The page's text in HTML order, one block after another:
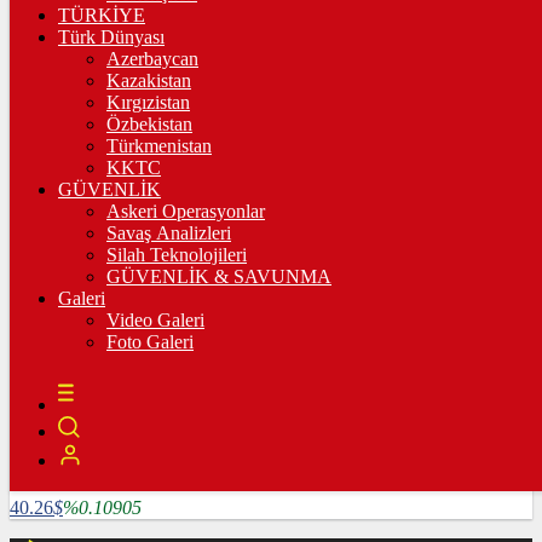
3.335,67%0,36
%-0,03
BİTCOİN
4782585฿%1.64124
LİTECOİN
%5.25507
ETHEREUM
%6.0715
RİPPLE
118.86%2.16847
TETHER
40.26$%0.10905
TÜRKİYE
Türk Dünyası
Azerbaycan
Kazakistan
Kırgızistan
Özbekistan
Türkmenistan
KKTC
GÜVENLİK
Askeri Operasyonlar
Savaş Analizleri
Silah Teknolojileri
GÜVENLİK & SAVUNMA
Galeri
Video Galeri
Foto Galeri